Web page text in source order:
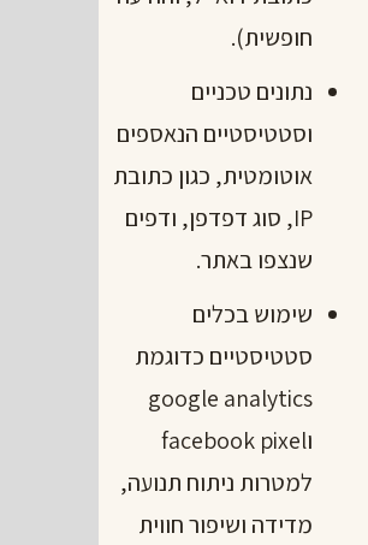
חופשית).
נתונים טכניים
וסטטיסטיים הנאספים
אוטומטית, כגון כתובת
IP, סוג דפדפן, ודפים
שנצפו באתר.
שימוש בכלים
סטטיסטיים כדוגמת
google analytics
וfacebook pixel
למטרות ניתוח תנועה,
מדידה ושיפור חווית